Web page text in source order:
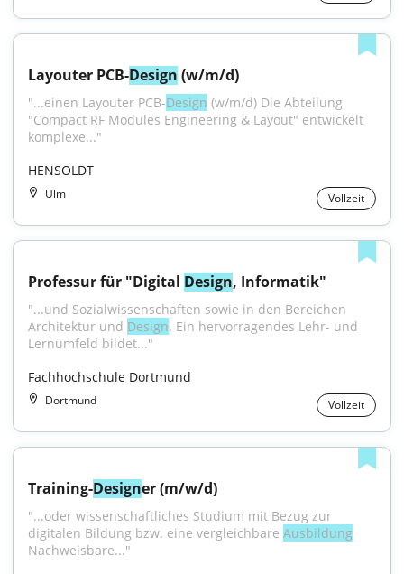
Layouter PCB-Design (w/m/d)
"...einen Layouter PCB-Design (w/m/d) Die Abteilung
"Compact RF Modules Engineering & Layout" entwickelt
komplexe..."
HENSOLDT
Ulm Vollzeit
Professur für "Digital Design, Informatik"
"...und Sozialwissenschaften sowie in den Bereichen
Architektur und Design. Ein hervorragendes Lehr- und
Lernumfeld bildet..."
Fachhochschule Dortmund
Dortmund Vollzeit
Training-Designer (m/w/d)
"...oder wissenschaftliches Studium mit Bezug zur
digitalen Bildung bzw. eine vergleichbare Ausbildung
Nachweisbare..."